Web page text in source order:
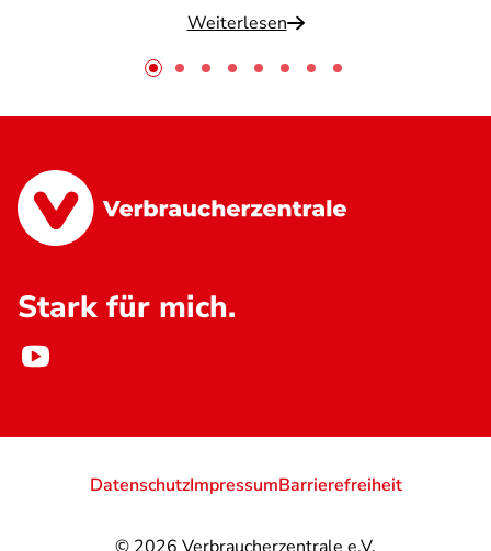
Weiterlesen
Stark für mich.
DatenschutzImpressumBarrierefreiheit